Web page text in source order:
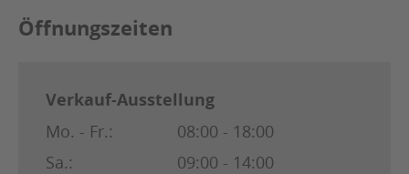
Öffnungszeiten
Verkauf-Ausstellung
Mo. - Fr.:
08:00 - 18:00
Sa.:
09:00 - 14:00